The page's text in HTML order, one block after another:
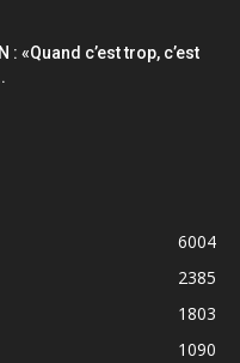
: «Quand c’est trop, c’est
6004
2385
1803
1090